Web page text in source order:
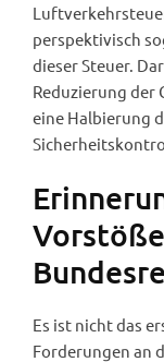
perspektivisch
dieser Steuer.
Reduzierung der
eine Halbierung
Es ist nicht das
Forderungen an